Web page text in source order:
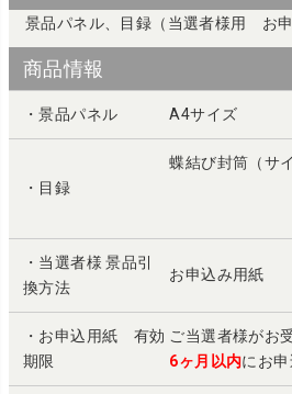
景品パネル、目録（当選者様用 お申
商品情報
・景品パネル A4サイズ
・目録
蝶結び封筒（サ
・当選者様 景品引
換方法
お申込み用紙
・お申込用紙 有効
期限
ご当選者様がお
6ヶ月以内にお申